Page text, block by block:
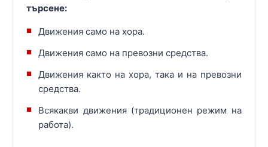
търсене:
Движения само на хора.
Движения само на превозни средства.
Движения както на хора, така и на превозни
средства.
Всякакви движения (традиционен режим на
работа).